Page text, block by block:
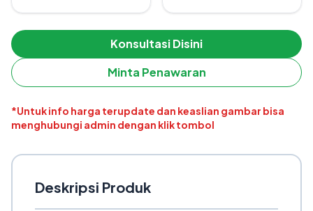
Konsultasi Disini
Minta Penawaran
*Untuk info harga terupdate dan keaslian gambar bisa
menghubungi admin dengan klik tombol
Deskripsi Produk